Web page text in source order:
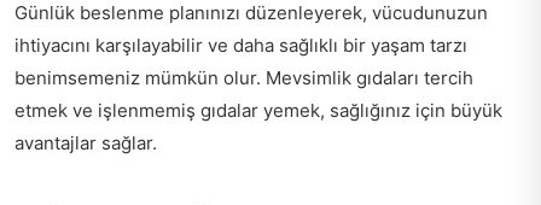
Günlük beslenme planınızı düzenleyerek, vücudunuzun
ihtiyacını karşılayabilir ve daha sağlıklı bir yaşam tarzı
benimsemeniz mümkün olur. Mevsimlik gıdaları tercih
etmek ve işlenmemiş gıdalar yemek, sağlığınız için büyük
avantajlar sağlar.